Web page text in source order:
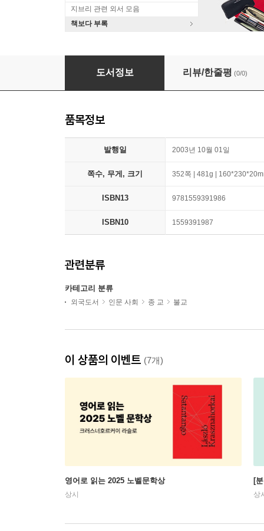
지브리 관련 외서 모음
책보다 부록
Buddhist Philosophy: Losang Gonchok's
도서정보 리뷰/한줄평 (0/0)
품목정보
발행일 2003년 10월 01일
쪽수, 무게, 크기 352쪽 | 481g |
ISBN13 9781559391986
ISBN10 1559391987
관련분류
카테고리 분류
외국도서 인문 사회 종 교 불교
이 상품의 이벤트 (7개)
영어로 읽는 2025 노벨문학상
상시
[
상